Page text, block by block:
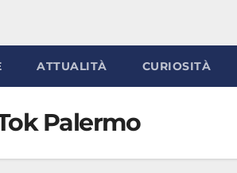
ATTUALITÀ CURIOSITÀ
Palermo